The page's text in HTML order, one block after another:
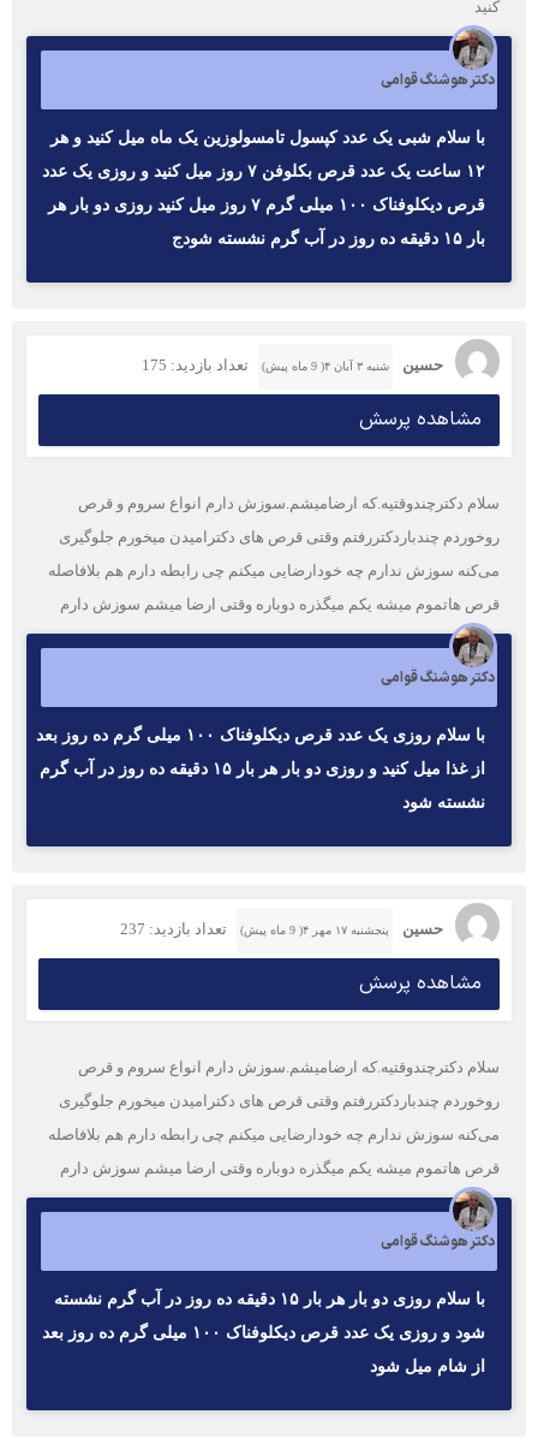
کنید
دکتر هوشنگ قوامی
با سلام شبی یک عدد کپسول تامسولوزین یک ماه میل کنید و هر
۱۲ ساعت یک عدد قرص بکلوفن ۷ روز میل کنید و روزی یک عدد
قرص دیکلوفناک ۱۰۰ میلی گرم ۷ روز میل کنید روزی دو بار هر
بار ۱۵ دقیقه ده روز در آب گرم نشسته شودج
حسین شنبه ۳ آبان ۴( 9 ماه پیش) تعداد بازدید: 175
مشاهده پرسش
سلام دکترچندوقتیه.که ارضامیشم.سوزش دارم انواع سروم و قرص
روخوردم چندباردکتررفتم وقتی قرص های دکترامیدن میخورم جلوگیری
می‌کنه سوزش ندارم چه خودارضایی میکنم چی رابطه دارم هم بلافاصله
قرص هاتموم میشه یکم میگذره دوباره وقتی ارضا میشم سوزش دارم
دکتر هوشنگ قوامی
با سلام روزی یک عدد قرص دیکلوفناک ۱۰۰ میلی گرم ده روز بعد
از غذا میل کنید و روزی دو بار هر بار ۱۵ دقیقه ده روز در آب گرم
نشسته شود
حسین پنجشنبه ۱۷ مهر ۴( 9 ماه پیش) تعداد بازدید: 237
مشاهده پرسش
سلام دکترچندوقتیه.که ارضامیشم.سوزش دارم انواع سروم و قرص
روخوردم چندباردکتررفتم وقتی قرص های دکترامیدن میخورم جلوگیری
می‌کنه سوزش ندارم چه خودارضایی میکنم چی رابطه دارم هم بلافاصله
قرص هاتموم میشه یکم میگذره دوباره وقتی ارضا میشم سوزش دارم
دکتر هوشنگ قوامی
با سلام روزی دو بار هر بار ۱۵ دقیقه ده روز در آب گرم نشسته
شود و روزی یک عدد قرص دیکلوفناک ۱۰۰ میلی گرم ده روز بعد
از شام میل شود